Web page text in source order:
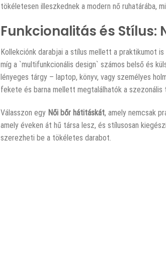
tökéletesen illeszkednek a modern nő ruhatárába,
Funkcionalitás és Stílus:
Kollekciónk darabjai a stílus mellett a praktikumot
míg a `multifunkcionális design` számos belső és
lényeges tárgy – laptop, könyv, vagy személyes
fekete és barna mellett megtalálhatók a
Válasszon egy Női bőr hátitáskát, amely nemcsak
amely éveken át hű társa lesz, és stílusosan
szerezheti be a tökéletes darabot.